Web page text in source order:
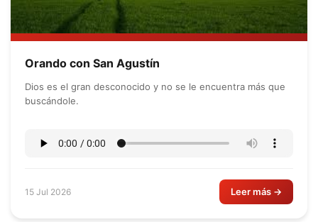
Orando con San Agustín
Dios es el gran desconocido y no se le encuentra más que
buscándole.
15 Jul 2026 Leer más →